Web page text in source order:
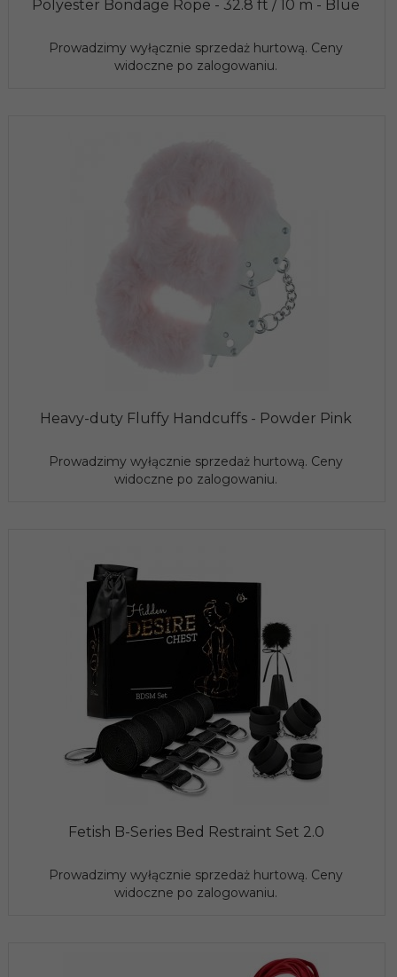
Polyester Bondage Rope - 32.8 ft / 10 m - Blue
Prowadzimy wyłącznie sprzedaż hurtową. Ceny
widoczne po zalogowaniu.
Heavy-duty Fluffy Handcuffs - Powder Pink
Prowadzimy wyłącznie sprzedaż hurtową. Ceny
widoczne po zalogowaniu.
Fetish B-Series Bed Restraint Set 2.0
Prowadzimy wyłącznie sprzedaż hurtową. Ceny
widoczne po zalogowaniu.